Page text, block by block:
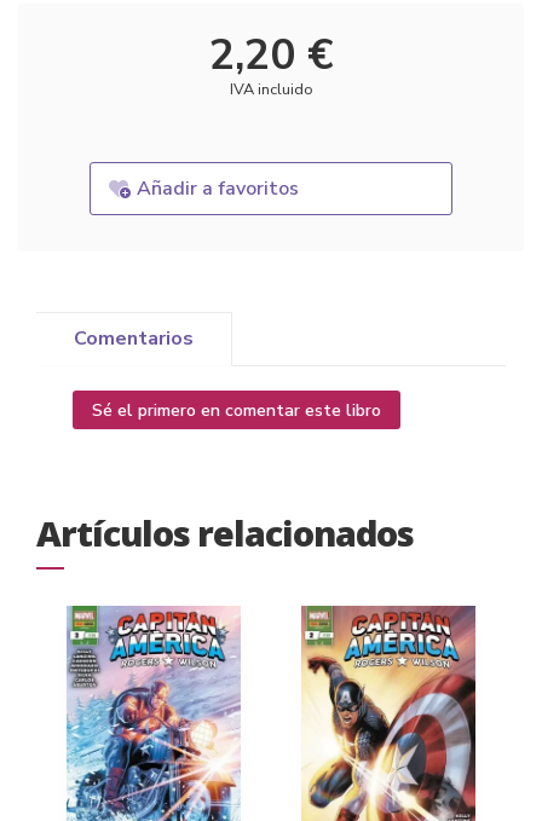
2,20 €
IVA incluido
Añadir a favoritos
Comentarios
Sé el primero en comentar este libro
Artículos relacionados